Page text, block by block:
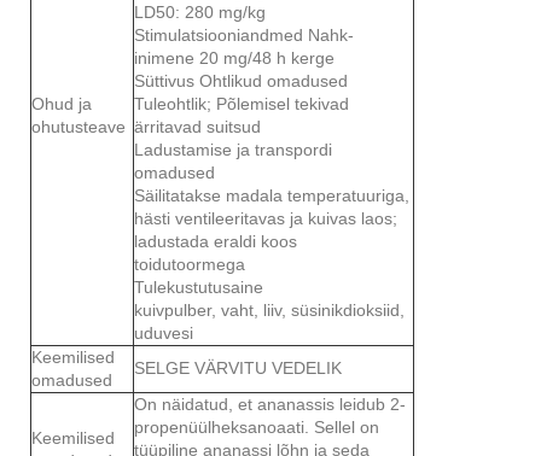
Ohud ja
ohutusteave
LD50: 280 mg/kg
Stimulatsiooniandmed Nahk-
inimene 20 mg/48 h kerge
Süttivus Ohtlikud omadused
Tuleohtlik; Põlemisel tekivad
ärritavad suitsud
Ladustamise ja transpordi
omadused
Säilitatakse madala temperatuuriga,
hästi ventileeritavas ja kuivas laos;
ladustada eraldi koos
toidutoormega
Tulekustutusaine
kuivpulber, vaht, liiv, süsinikdioksiid,
uduvesi
Keemilised
omadused
SELGE VÄRVITU VEDELIK
Keemilised
On näidatud, et ananassis leidub 2-
propenüülheksanoaati. Sellel on
tüüpiline ananassi lõhn ja seda